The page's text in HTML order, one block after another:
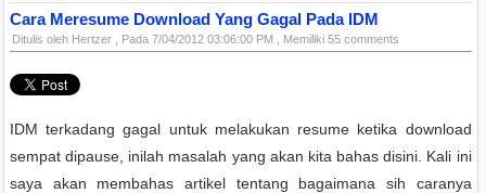
Cara Meresume Download Yang Gagal Pada IDM
Ditulis oleh Hertzer , Pada 7/04/2012 03:06:00 PM , Memiliki 55 comments
IDM terkadang gagal untuk melakukan resume ketika download
sempat dipause, inilah masalah yang akan kita bahas disini. Kali ini
saya akan membahas artikel tentang bagaimana sih caranya